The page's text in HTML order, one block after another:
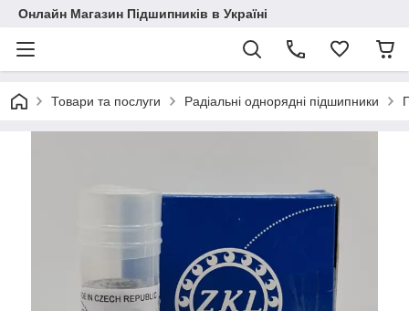
Онлайн Магазин Підшипників в Україні
Товари та послуги Радіальні однорядні підшипники